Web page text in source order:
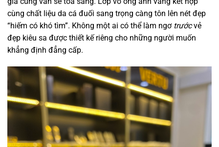
cùng chất liệu da cá đuối sang trọng càng tôn lên nét đẹp
“hiếm có khó tìm”. Không một ai có thể làm ngơtrướcvẻ
đẹp kiêu sa được thiết kế riêng cho những người muốn
khẳng định đẳng cấp.